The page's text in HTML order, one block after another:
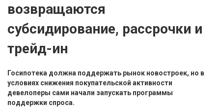
возвращаются
субсидирование, рассрочки и
трейд-ин
Госипотека должна поддержать рынок новостроек, но в
условиях снижения покупательской активности
девелоперы сами начали запускать программы
поддержки спроса.